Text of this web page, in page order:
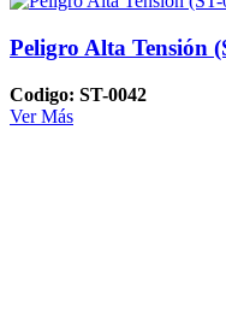
Peligro Alta Tensión
Codigo: ST-0042
Ver Más